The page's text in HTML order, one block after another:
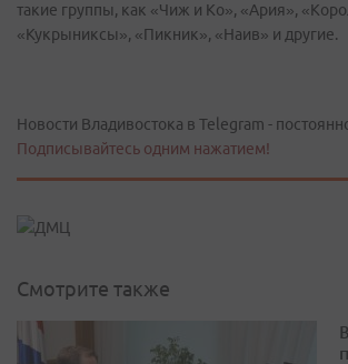
такие группы, как «Чиж и Ко», «Ария»,
«Кукрыниксы», «Пикник», «Наив» и другие.
Новости Владивостока в Telegram -
Подписывайтесь одним нажатием!
Смотрите также